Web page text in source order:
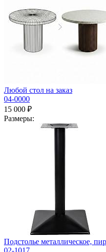
Любой стол на заказ
04-0000
15 000 ₽
Размеры:
Подстолье металлическое,
02-1017